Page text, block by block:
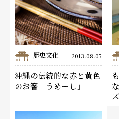
歴史文化 2013.08.05
沖縄の伝統的な赤と黄色
のお箸「うめーし」